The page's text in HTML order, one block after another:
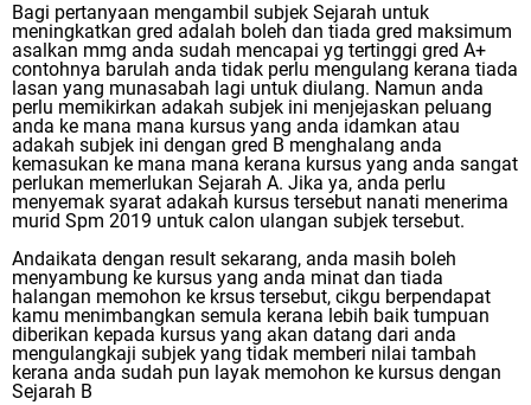
Bagi pertanyaan mengambil subjek Sejarah untuk
meningkatkan gred adalah boleh dan tiada gred maksimum
asalkan mmg anda sudah mencapai yg tertinggi gred A+
contohnya barulah anda tidak perlu mengulang kerana tiada
lasan yang munasabah lagi untuk diulang. Namun anda
perlu memikirkan adakah subjek ini menjejaskan peluang
anda ke mana mana kursus yang anda idamkan atau
adakah subjek ini dengan gred B menghalang anda
kemasukan ke mana mana kerana kursus yang anda sangat
perlukan memerlukan Sejarah A. Jika ya, anda perlu
menyemak syarat adakah kursus tersebut nanati menerima
murid Spm 2019 untuk calon ulangan subjek tersebut.
Andaikata dengan result sekarang, anda masih boleh
menyambung ke kursus yang anda minat dan tiada
halangan memohon ke krsus tersebut, cikgu berpendapat
kamu menimbangkan semula kerana lebih baik tumpuan
diberikan kepada kursus yang akan datang dari anda
mengulangkaji subjek yang tidak memberi nilai tambah
kerana anda sudah pun layak memohon ke kursus dengan
Sejarah B